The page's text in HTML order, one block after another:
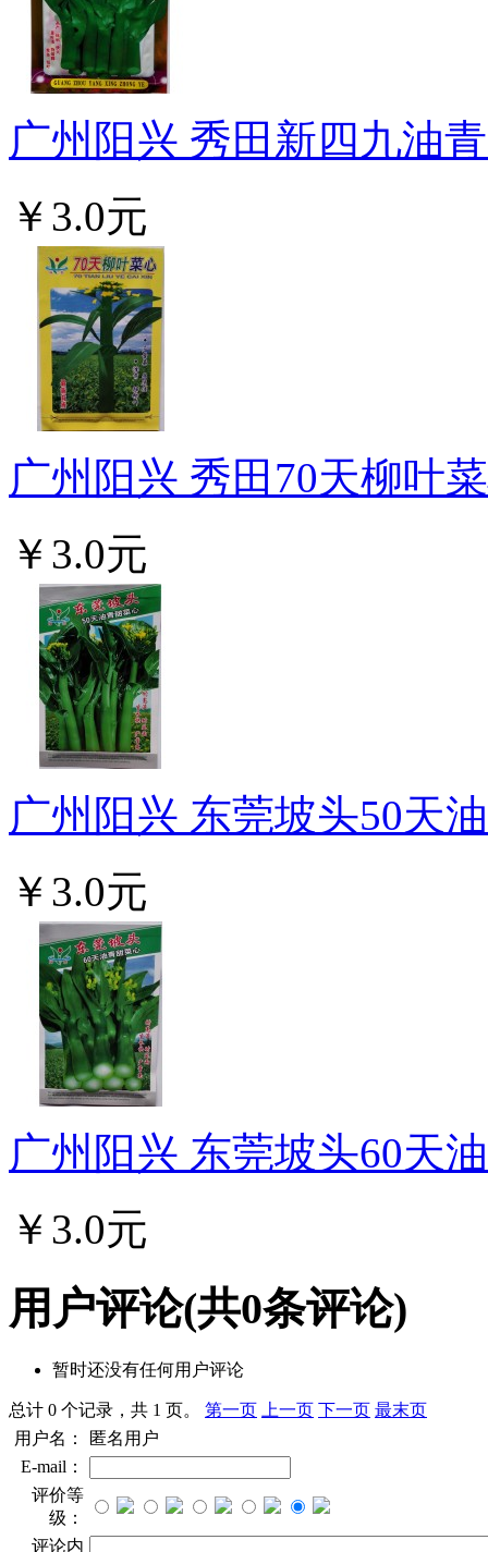
广州阳兴 秀田新四九油
￥3.0元
广州阳兴 秀田70天柳叶
￥3.0元
广州阳兴 东莞坡头50天
￥3.0元
广州阳兴 东莞坡头60天
￥3.0元
用户评论(共0条评论)
暂时还没有任何用户评论
总计 0 个记录，共 1 页。 第一页 上一页 下一页 最末页
用户名：
匿名用户
E-mail：
评价等
级：
评论内